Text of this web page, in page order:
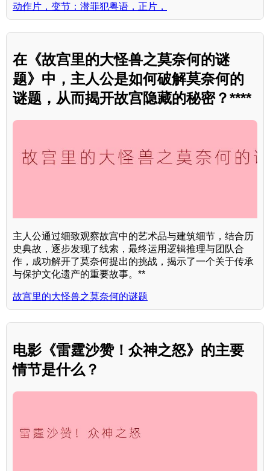
动作片，变节：潜罪犯粤语，正片，
在《故宫里的大怪兽之莫奈何的谜
题》中，主人公是如何破解莫奈何的
谜题，从而揭开故宫隐藏的秘密？****
主人公通过细致观察故宫中的艺术品与建筑细节，结合历
史典故，逐步发现了线索，最终运用逻辑推理与团队合
作，成功解开了莫奈何提出的挑战，揭示了一个关于传承
与保护文化遗产的重要故事。**
故宫里的大怪兽之莫奈何的谜题
电影《雷霆沙赞！众神之怒》的主要
情节是什么？